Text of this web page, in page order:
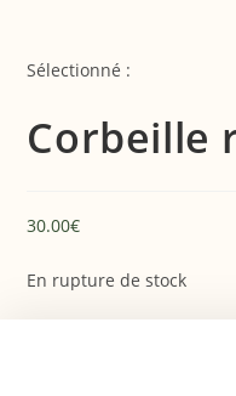
Sélectionné :
Corbeille
30.00€
En rupture de stock